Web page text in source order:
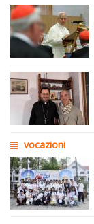
vocazioni